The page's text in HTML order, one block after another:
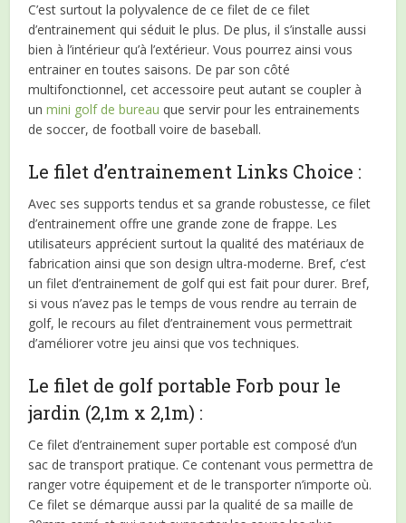
C’est surtout la polyvalence de ce filet de ce filet
d’entrainement qui séduit le plus. De plus, il s’installe aussi
bien à l’intérieur qu’à l’extérieur. Vous pourrez ainsi vous
entrainer en toutes saisons. De par son côté
multifonctionnel, cet accessoire peut autant se coupler à
unmini golf de bureau que servir pour les entrainements
de soccer, de football voire de baseball.
Le filet d’entrainement Links Choice :
Avec ses supports tendus et sa grande robustesse, ce filet
d’entrainement offre une grande zone de frappe. Les
utilisateurs apprécient surtout la qualité des matériaux de
fabrication ainsi que son design ultra-moderne. Bref, c’est
un filet d’entrainement de golf qui est fait pour durer. Bref,
si vous n’avez pas le temps de vous rendre au terrain de
golf, le recours au filet d’entrainement vous permettrait
d’améliorer votre jeu ainsi que vos techniques.
Le filet de golf portable Forb pour le
jardin (2,1m x 2,1m) :
Ce filet d’entrainement super portable est composé d’un
sac de transport pratique. Ce contenant vous permettra de
ranger votre équipement et de le transporter n’importe où.
Ce filet se démarque aussi par la qualité de sa maille de